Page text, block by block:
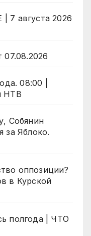
7 августа 2026
07.08.2026
08:00 |
НТВ
Собянин
за Яблоко.
оппозиции?
в Курской
полгода | ЧТО